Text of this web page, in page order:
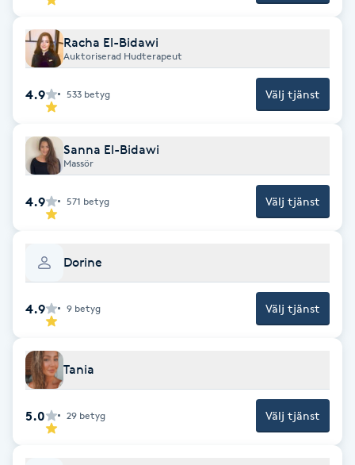
Fillers
Fotsvamp
Fotvård
Fransar
Fransborttagning
Fransfärgning
Fransförlängning
Fransförlängning Megavolym
Fransförlängning Volym
Racha El-Bidawi
Auktoriserad Hudterapeut
4.9 533 betyg Välj tjänst
Sanna El-Bidawi
Massör
4.9 571 betyg Välj tjänst
Dorine
4.9 9 betyg Välj tjänst
Tania
5.0 29 betyg Välj tjänst